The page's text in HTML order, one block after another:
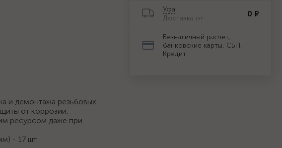
и демонтажа резьбовых
от коррозии.
ресурсом даже при
- 17 шт.
Уфа
Доставка от
0 ₽
Безналичный расчет,
банковские карты, СБП,
Кредит